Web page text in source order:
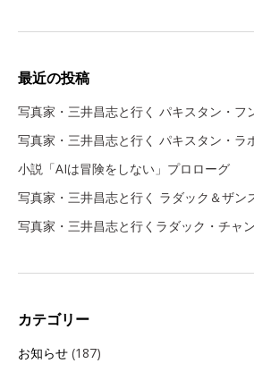
最近の投稿
写真家・三井昌志と行く パキスタン・フ
写真家・三井昌志と行く パキスタン・ラ
小説「AIは冒険をしない」プロローグ
写真家・三井昌志と行く ラダック＆ザン
写真家・三井昌志と行くラダック・チャ
カテゴリー
お知らせ (187)